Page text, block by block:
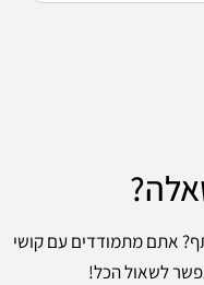
אתם מתמודדים עם קושי
לשאול הכל!